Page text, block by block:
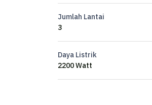
10 menit ke Simpang Lima
Min sewa 2 tahun
Jumlah Lantai
3
Daya Listrik
2200 Watt